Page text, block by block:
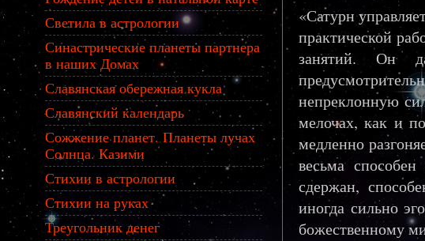
«Сатурн
практической
занятий. Он
непреклонную
мелочах, как и
медленно
весьма
сдержан,
иногда сильно
божественному
Светила в астрологии
Синастрические планеты партнера
в наших Домах
Славянская обережная кукла
Славянский календарь
Сожжение планет. Планеты лучах
Солнца. Казими
Стихии в астрологии
Стихии на руках
Треугольник денег